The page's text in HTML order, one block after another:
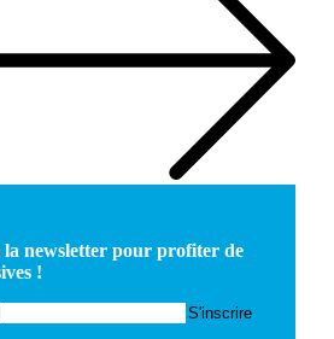
la newsletter pour profiter de
!